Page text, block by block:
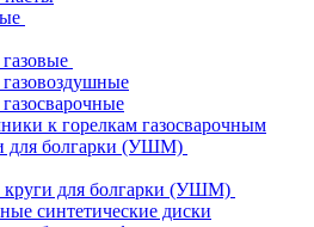
к горелкам газосварочным
для болгарки (УШМ)
круги для болгарки (УШМ)
синтетические диски